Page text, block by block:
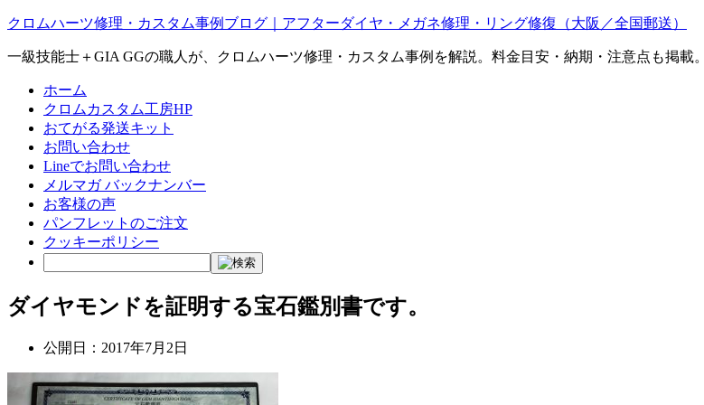
クロムハーツ修理・カスタム事例ブログ｜アフターダイヤ・メガネ修理・リング修復（大阪／全国郵送）
一級技能士＋GIA GGの職人が、クロムハーツ修理・カスタム事例を解説。料金目安・納期・注意点も掲載
ホーム
クロムカスタム工房HP
おてがる発送キット
お問い合わせ
Lineでお問い合わせ
メルマガ バックナンバー
お客様の声
パンフレットのご注文
クッキーポリシー
ダイヤモンドを証明する宝石鑑別書です。
公開日： 2017年7月2日